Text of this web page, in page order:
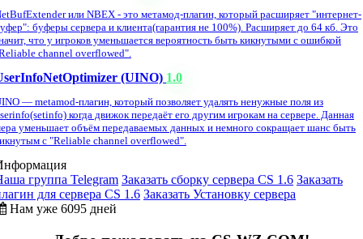
или NBEX - это метамод-плагин, который расширяет "интернет-
буферы сервера и клиента(гарантия не 100%). Расширяет до 64 кб. Это
что у игроков уменьшается вероятность быть кикнутыми с ошибкой
channel overflowed".
(UINO) 1.0
— metamod-плагин, который позволяет удалять ненужные поля из
когда движок передаёт его другим игрокам на сервере. Данная
уменьшает объём передаваемых данных и немного сокращает шанс быть
с "Reliable channel overflowed".
группа Telegram Заказать сборку сервера CS 1.6 Заказать
для сервера CS 1.6 Заказать Установку сервера
Нам уже 6095 дней